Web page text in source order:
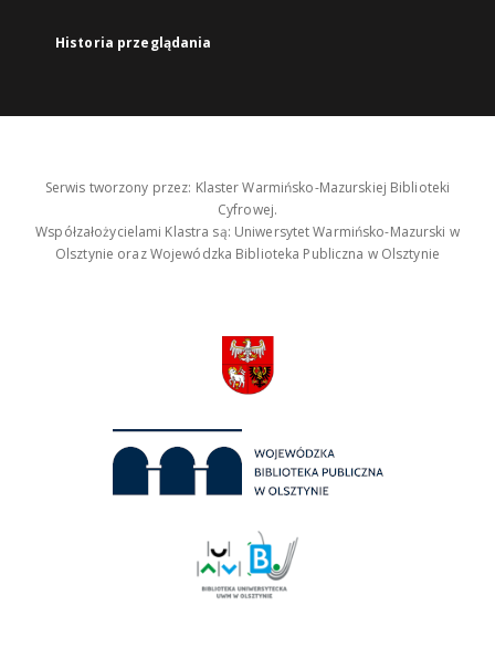
Historia przeglądania
Serwis tworzony przez: Klaster Warmińsko-Mazurskiej Biblioteki
Cyfrowej.
Współzałożycielami Klastra są: Uniwersytet Warmińsko-Mazurski w
Olsztynie oraz Wojewódzka Biblioteka Publiczna w Olsztynie